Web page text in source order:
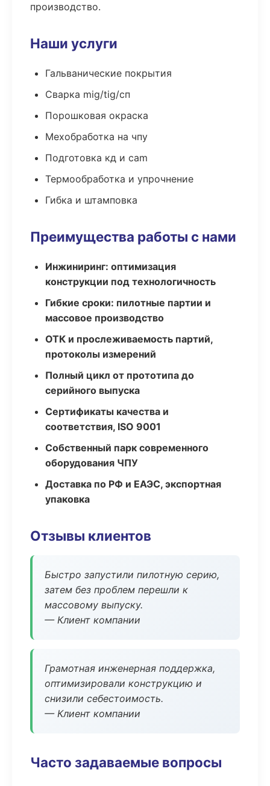
производство.
Наши услуги
Гальванические покрытия
Сварка mig/tig/сп
Порошковая окраска
Мехобработка на чпу
Подготовка кд и cam
Термообработка и упрочнение
Гибка и штамповка
Преимущества работы с нами
Инжиниринг: оптимизация
конструкции под технологичность
Гибкие сроки: пилотные партии и
массовое производство
ОТК и прослеживаемость партий,
протоколы измерений
Полный цикл от прототипа до
серийного выпуска
Сертификаты качества и
соответствия, ISO 9001
Собственный парк современного
оборудования ЧПУ
Доставка по РФ и ЕАЭС, экспортная
упаковка
Отзывы клиентов
Быстро запустили пилотную серию,
затем без проблем перешли к
массовому выпуску.
— Клиент компании
Грамотная инженерная поддержка,
оптимизировали конструкцию и
снизили себестоимость.
— Клиент компании
Часто задаваемые вопросы